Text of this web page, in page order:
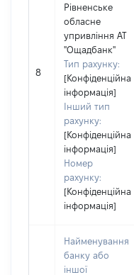
8
Рівненське
обласне
упривління АТ
"Ощадбанк"
Тип рахунку:
[Конфіденційна
інформація]
Інший тип
рахунку:
[Конфіденційна
інформація]
Номер
рахунку:
[Конфіденційна
інформація]
Найменування
банку або
іншої